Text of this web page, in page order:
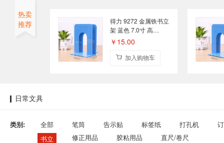
热卖
推荐
得力 9272 金属铁书立
架 蓝色 7.0寸 高
175mm×宽135mm×深
￥15.00
加入购物车
日常文具
类别: 全部 笔筒 告示贴 标签纸 打孔机
书立
修正用品 胶粘用品
直尺/卷尺